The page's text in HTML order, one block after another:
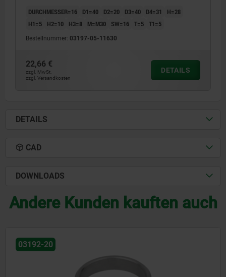
DURCHMESSER=16 D1=40 D2=20 D3=40 D4=31
H=28
H1=5
H2=10 H3=8 M=M30 SW=16 T=5 T1=5
Bestellnummer: 03197-05-11630
22,66 €
zzgl. MwSt.
zzgl. Versandkosten
DETAILS
DETAILS
CAD
DOWNLOADS
Andere Kunden kauften auch
03192-20